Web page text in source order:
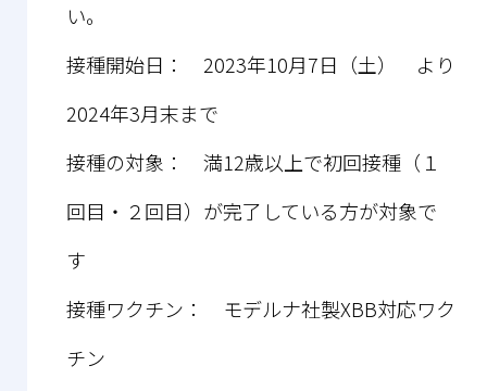
い。
接種開始日： 2023年10月7日（土） より
2024年3月末まで
接種の対象： 満12歳以上で初回接種（１
回目・２回目）が完了している方が対象で
す
接種ワクチン： モデルナ社製XBB対応ワク
チン